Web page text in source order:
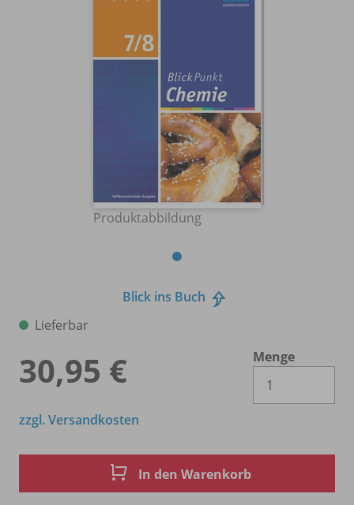
Produktabbildung
Blick ins Buch
Lieferbar
30,95 €
Menge
zzgl. Versandkosten
In den Warenkorb